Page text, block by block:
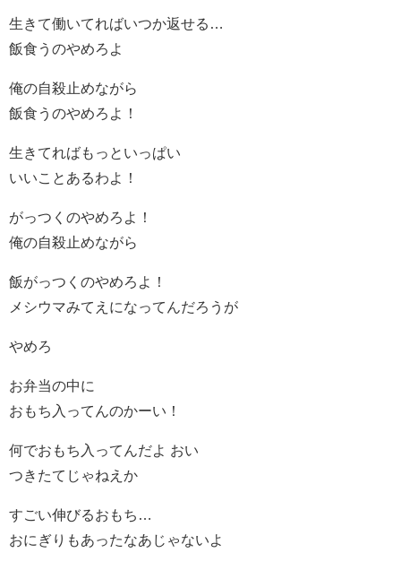
生きて働いてればいつか返せる…
飯食うのやめろよ
俺の自殺止めながら
飯食うのやめろよ！
生きてればもっといっぱい
いいことあるわよ！
がっつくのやめろよ！
俺の自殺止めながら
飯がっつくのやめろよ！
メシウマみてえになってんだろうが
やめろ
お弁当の中に
おもち入ってんのかーい！
何でおもち入ってんだよ おい
つきたてじゃねえか
すごい伸びるおもち…
おにぎりもあったなあじゃないよ